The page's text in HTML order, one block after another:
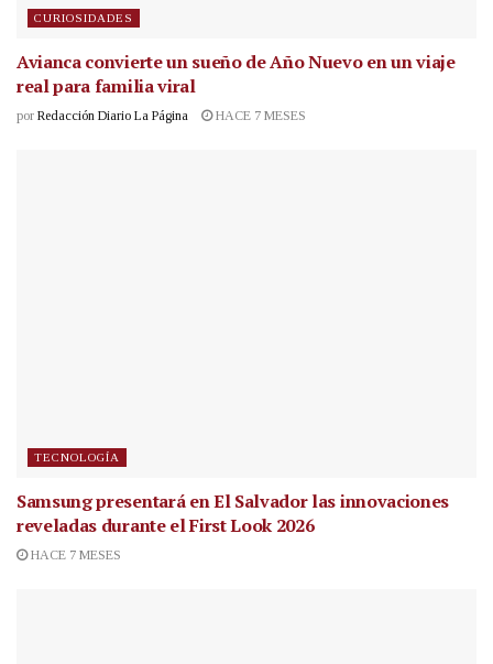
CURIOSIDADES
Avianca convierte un sueño de Año Nuevo en un viaje
real para familia viral
por Redacción Diario La Página HACE 7 MESES
TECNOLOGÍA
Samsung presentará en El Salvador las innovaciones
reveladas durante el First Look 2026
HACE 7 MESES